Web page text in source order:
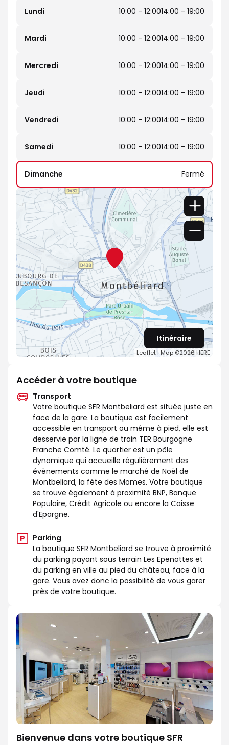
Lundi 10:00 - 12:0014:00 - 19:00
Mardi 10:00 - 12:0014:00 - 19:00
Mercredi 10:00 - 12:0014:00 - 19:00
Jeudi 10:00 - 12:0014:00 - 19:00
Vendredi 10:00 - 12:0014:00 - 19:00
Samedi 10:00 - 12:0014:00 - 19:00
Dimanche Fermé
Leaflet | Map ©2026HERE
Itinéraire
Accéder à votre boutique
Transport
Votre boutique SFR Montbeliard est située juste en
face de la gare. La boutique est facilement
accessible en transport ou même à pied, elle est
desservie par la ligne de train TER Bourgogne
Franche Comté. Le quartier est un pôle
dynamique qui accueille régulièrement des
évènements comme le marché de Noël de
Montbeliard, la fête des Momes. Votre boutique
se trouve également à proximité BNP, Banque
Populaire, Crédit Agricole ou encore la Caisse
d'Epargne.
Parking
La boutique SFR Montbeliard se trouve à proximité
du parking payant sous terrain Les Epenottes et
du parking en ville au pied du château, face à la
gare. Vous avez donc la possibilité de vous garer
près de votre boutique.
Bienvenue dans votre boutique SFR